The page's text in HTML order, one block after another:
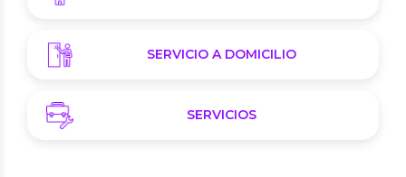
SERVICIO A DOMICILIO
SERVICIOS